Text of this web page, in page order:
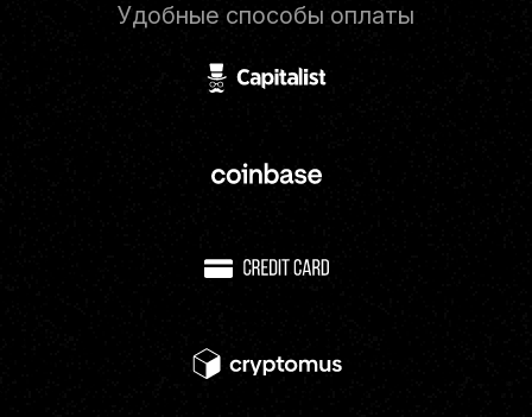
Удобные способы оплаты